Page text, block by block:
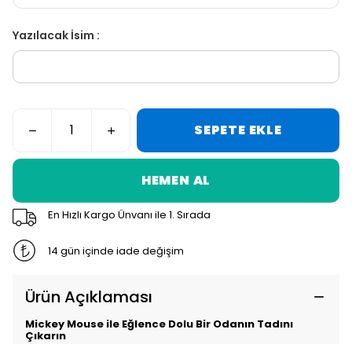
Yazılacak İsim :
SEPETE EKLE
HEMEN AL
En Hızlı Kargo Ünvanı ile 1. Sırada
14 gün içinde iade değişim
Ürün Açıklaması
Mickey Mouse ile Eğlence Dolu Bir Odanın Tadını
Çıkarın